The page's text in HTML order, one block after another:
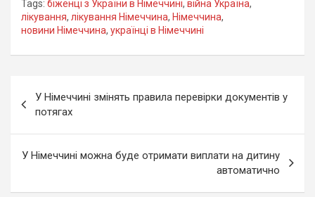
Tags: біженці з України в Німеччині, війна Україна,
лікування, лікування Німеччина, Німеччина,
новини Німеччина, українці в Німеччині
записів
У Німеччині змінять правила перевірки документів у
потягах
У Німеччині можна буде отримати виплати на дитину
автоматично